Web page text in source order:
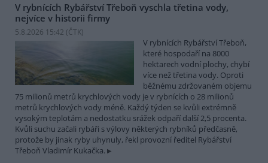
V rybnících Rybářství Třeboň vyschla třetina vody,
nejvíce v historii firmy
5.8.2026 15:42 (ČTK)
V rybnících Rybářství Třeboň,
které hospodaří na 8000
hektarech vodní plochy, chybí
více než třetina vody. Oproti
běžnému zdržovaném objemu
75 milionů metrů krychlových vody je v rybnících o 28 milionů
metrů krychlových vody méně. Každý týden se kvůli extrémně
vysokým teplotám a nedostatku srážek odpaří další 2,5 procenta.
Kvůli suchu začali rybáři s výlovy některých rybníků předčasně,
protože by jinak ryby uhynuly, řekl provozní ředitel Rybářství
Třeboň Vladimír Kukačka.